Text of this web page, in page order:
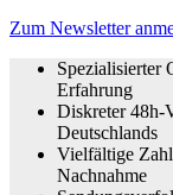
Zum Newsletter
Spezialisierter
Erfahrung
Diskreter 48h-
Deutschlands
Vielfältige
Nachnahme